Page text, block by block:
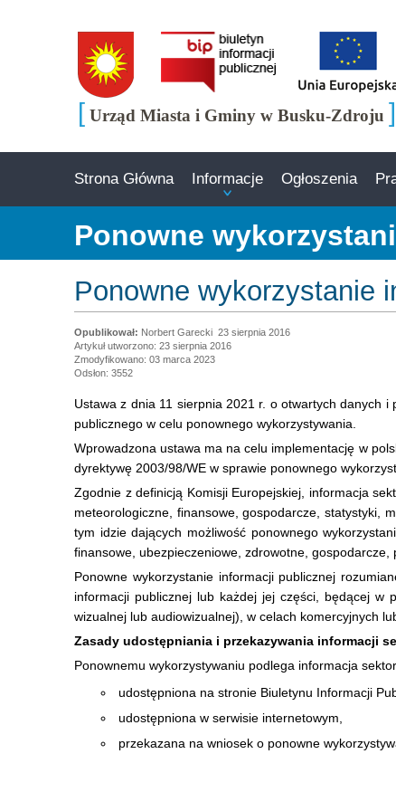
[ Urząd Miasta i Gminy w Busku-Zdroju ]
Strona Główna Informacje Ogłoszenia
Ponowne
Ponowne wykorzystanie
Norbert Garecki 23 sierpnia 2016
Artykuł utworzono: 23 sierpnia 2016
Zmodyfikowano: 03 marca 2023
Odsłon: 3552
Ustawa z dnia 11 sierpnia 2021 r. o otwartych danych
publicznego w celu ponownego wykorzystywania.
Wprowadzona ustawa ma na celu implementację w
dyrektywę 2003/98/WE w sprawie ponownego
Zgodnie z definicją Komisji Europejskiej, informacja
meteorologiczne, finansowe, gospodarcze, statystyki,
tym idzie dających możliwość ponownego
finansowe, ubezpieczeniowe, zdrowotne, gospodarcze,
Ponowne wykorzystanie informacji publicznej
informacji publicznej lub każdej jej części, będącej w
wizualnej lub audiowizualnej), w celach komercyjnych
Zasady udostępniania i przekazywania informacji
Ponownemu wykorzystywaniu podlega informacja
udostępniona na stronie Biuletynu Informacji
udostępniona w serwisie internetowym,
przekazana na wniosek o ponowne